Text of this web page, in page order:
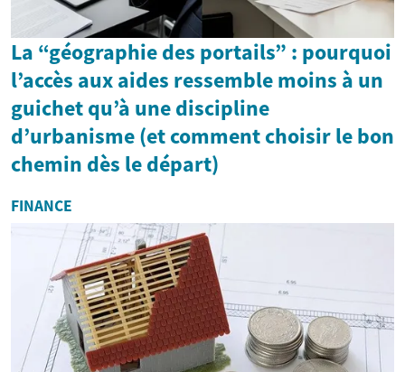
La “géographie des portails” : pourquoi
l’accès aux aides ressemble moins à un
guichet qu’à une discipline
d’urbanisme (et comment choisir le bon
chemin dès le départ)
FINANCE